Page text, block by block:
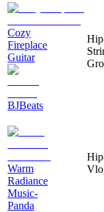
Cozy
Fireplace
Guitar
BJBeats
Warm
Radiance
Music-
Panda